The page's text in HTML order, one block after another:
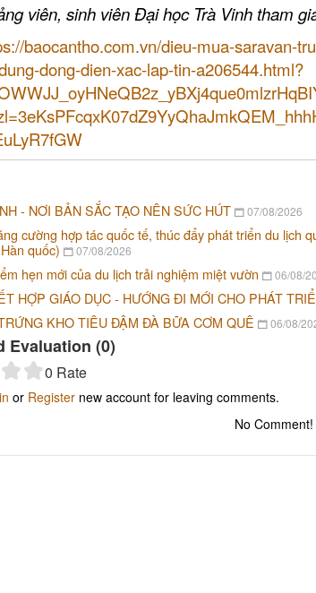
viên, sinh viên Đại học Trà Vinh tham
baocantho.com.vn/dieu-mua-saravan-
dong-dien-xac-lap-tin-a206544.html?
- NƠI BẢN SẮC TẠO NÊN SỨC HÚT 07/08/2026
cường hợp tác quốc tế, thúc đẩy phát triển du lịch
quốc)
07/08/2026
hẹn mới của du lịch trải nghiệm miệt vườn 06/08/
HỢP GIÁO DỤC - HƯỚNG ĐI MỚI CHO PHÁT
KHO TIÊU ĐẬM ĐÀ BỮA CƠM QUÊ 06/08/
Evaluation (0)
0 Rate
or Register new account for leaving comments.
No Comment!